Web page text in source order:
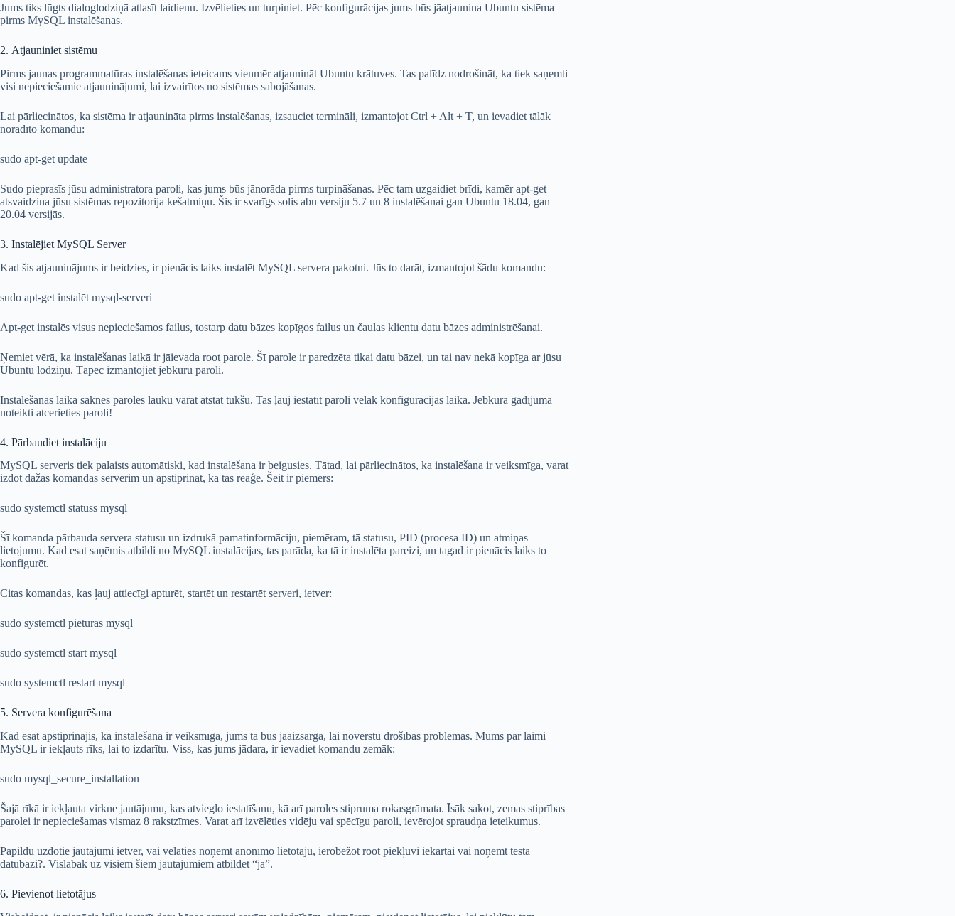
Jums tiks lūgts dialoglodziņā atlasīt laidienu. Izvēlieties un turpiniet. Pēc konfigurācijas jums būs jāatjaunina Ubuntu sistēma
pirms MySQL instalēšanas.
2. Atjauniniet sistēmu
Pirms jaunas programmatūras instalēšanas ieteicams vienmēr atjaunināt Ubuntu krātuves. Tas palīdz nodrošināt, ka tiek saņemti
visi nepieciešamie atjauninājumi, lai izvairītos no sistēmas sabojāšanas.
Lai pārliecinātos, ka sistēma ir atjaunināta pirms instalēšanas, izsauciet termināli, izmantojot Ctrl + Alt + T, un ievadiet tālāk
norādīto komandu:
sudo apt-get update
Sudo pieprasīs jūsu administratora paroli, kas jums būs jānorāda pirms turpināšanas. Pēc tam uzgaidiet brīdi, kamēr apt-get
atsvaidzina jūsu sistēmas repozitorija kešatmiņu. Šis ir svarīgs solis abu versiju 5.7 un 8 instalēšanai gan Ubuntu 18.04, gan
20.04 versijās.
3. Instalējiet MySQL Server
Kad šis atjauninājums ir beidzies, ir pienācis laiks instalēt MySQL servera pakotni. Jūs to darāt, izmantojot šādu komandu:
sudo apt-get instalēt mysql-serveri
Apt-get instalēs visus nepieciešamos failus, tostarp datu bāzes kopīgos failus un čaulas klientu datu bāzes administrēšanai.
Ņemiet vērā, ka instalēšanas laikā ir jāievada root parole. Šī parole ir paredzēta tikai datu bāzei, un tai nav nekā kopīga ar jūsu
Ubuntu lodziņu. Tāpēc izmantojiet jebkuru paroli.
Instalēšanas laikā saknes paroles lauku varat atstāt tukšu. Tas ļauj iestatīt paroli vēlāk konfigurācijas laikā. Jebkurā gadījumā
noteikti atcerieties paroli!
4. Pārbaudiet instalāciju
MySQL serveris tiek palaists automātiski, kad instalēšana ir beigusies. Tātad, lai pārliecinātos, ka instalēšana ir veiksmīga, varat
izdot dažas komandas serverim un apstiprināt, ka tas reaģē. Šeit ir piemērs:
sudo systemctl statuss mysql
Šī komanda pārbauda servera statusu un izdrukā pamatinformāciju, piemēram, tā statusu, PID (procesa ID) un atmiņas
lietojumu. Kad esat saņēmis atbildi no MySQL instalācijas, tas parāda, ka tā ir instalēta pareizi, un tagad ir pienācis laiks to
konfigurēt.
Citas komandas, kas ļauj attiecīgi apturēt, startēt un restartēt serveri, ietver:
sudo systemctl pieturas mysql
sudo systemctl start mysql
sudo systemctl restart mysql
5. Servera konfigurēšana
Kad esat apstiprinājis, ka instalēšana ir veiksmīga, jums tā būs jāaizsargā, lai novērstu drošības problēmas. Mums par laimi
MySQL ir iekļauts rīks, lai to izdarītu. Viss, kas jums jādara, ir ievadiet komandu zemāk:
sudo mysql_secure_installation
Šajā rīkā ir iekļauta virkne jautājumu, kas atvieglo iestatīšanu, kā arī paroles stipruma rokasgrāmata. Īsāk sakot, zemas stiprības
parolei ir nepieciešamas vismaz 8 rakstzīmes. Varat arī izvēlēties vidēju vai spēcīgu paroli, ievērojot spraudņa ieteikumus.
Papildu uzdotie jautājumi ietver, vai vēlaties noņemt anonīmo lietotāju, ierobežot root piekļuvi iekārtai vai noņemt testa
datubāzi?. Vislabāk uz visiem šiem jautājumiem atbildēt “jā”.
6. Pievienot lietotājus